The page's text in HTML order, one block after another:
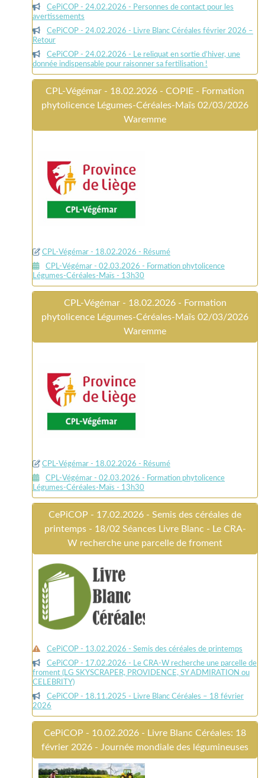
CePiCOP - 24.02.2026 - Personnes de contact pour les
avertissements
CePiCOP - 24.02.2026 - Livre Blanc Céréales février 2026 –
Retour
CePiCOP - 24.02.2026 - Le reliquat en sortie d’hiver, une
donnée indispensable pour raisonner sa fertilisation !
CPL-Végémar - 18.02.2026 - COPIE - Formation
phytolicence Légumes-Céréales-Maïs 02/03/2026
Waremme
CPL-Végémar - 18.02.2026 - Résumé
CPL-Végémar - 02.03.2026 - Formation phytolicence
Légumes-Céréales-Maïs - 13h30
CPL-Végémar - 18.02.2026 - Formation
phytolicence Légumes-Céréales-Maïs 02/03/2026
Waremme
CPL-Végémar - 18.02.2026 - Résumé
CPL-Végémar - 02.03.2026 - Formation phytolicence
Légumes-Céréales-Maïs - 13h30
CePiCOP - 17.02.2026 - Semis des céréales de
printemps - 18/02 Séances Livre Blanc - Le CRA-
W recherche une parcelle de froment
CePiCOP - 13.02.2026 - Semis des céréales de printemps
CePiCOP - 17.02.2026 - Le CRA-W recherche une parcelle de
froment (LG SKYSCRAPER, PROVIDENCE, SY ADMIRATION ou
CELEBRITY)
CePiCOP - 18.11.2025 - Livre Blanc Céréales – 18 février
2026
CePiCOP - 10.02.2026 - Livre Blanc Céréales: 18
février 2026 - Journée mondiale des légumineuses